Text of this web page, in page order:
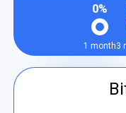
0%
1 month3